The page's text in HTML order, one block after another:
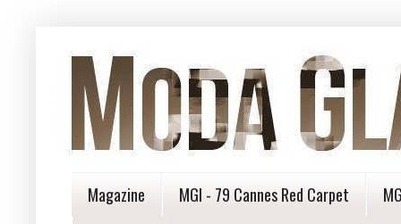
Magazine MGI - 79 Cannes Red Carpet